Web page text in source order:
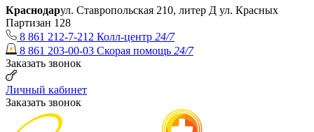
Краснодарул. Ставропольская 210, литер Д ул. Красных
Партизан 128
8 861 212-7-212 Колл-центр 24/7
8 861 203-00-03 Скорая помощь 24/7
Заказать звонок
Личный кабинет
Заказать звонок